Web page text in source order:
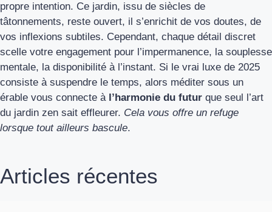
propre intention. Ce jardin, issu de siècles de
tâtonnements, reste ouvert, il s’enrichit de vos doutes, de
vos inflexions subtiles. Cependant, chaque détail discret
scelle votre engagement pour l’impermanence, la souplesse
mentale, la disponibilité à l’instant. Si le vrai luxe de 2025
consiste à suspendre le temps, alors méditer sous un
érable vous connecte à l’harmonie du futur que seul l’art
du jardin zen sait effleurer. Cela vous offre un refuge
lorsque tout ailleurs bascule.
Articles récentes